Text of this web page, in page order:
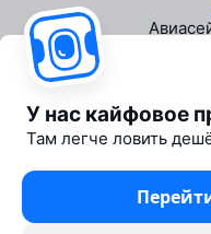
У нас кайфовое
Там легче ловить